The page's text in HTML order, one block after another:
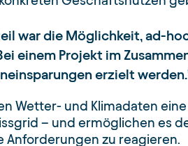
war die Möglichkeit, ad-
einem Projekt im
erzielt werden.
Wetter- und Klimadaten
– und ermöglichen es
Anforderungen zu reagieren.